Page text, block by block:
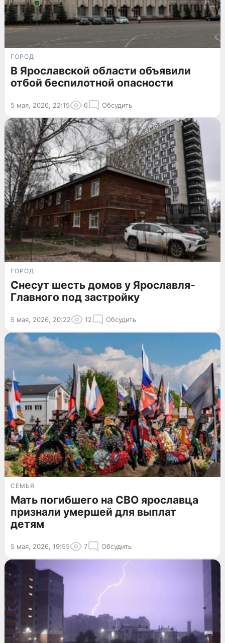
ГОРОД
В Ярославской области объявили
отбой беспилотной опасности
5 мая, 2026, 22:15 6 Обсудить
ГОРОД
Снесут шесть домов у Ярославля-
Главного под застройку
5 мая, 2026, 20:22 12 Обсудить
СЕМЬЯ
Мать погибшего на СВО ярославца
признали умершей для выплат
детям
5 мая, 2026, 19:55 7 Обсудить